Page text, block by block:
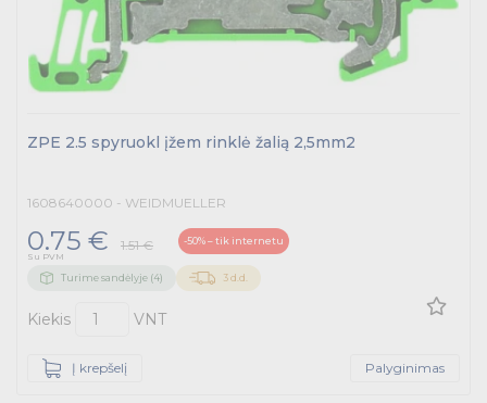
ZPE 2.5 spyruokl įžem rinklė žalią 2,5mm2
1608640000 - WEIDMUELLER
0.75 € 1.51 € -50% – tik internetu
Su PVM
Turime sandėlyje (4) 3 d.d.
Kiekis VNT
Į krepšelį Palyginimas